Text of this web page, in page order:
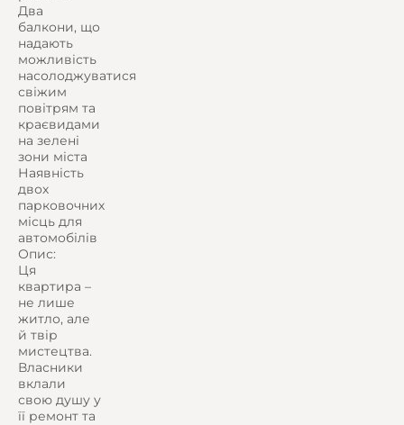
Два
балкони, що
надають
можливість
насолоджуватися
свіжим
повітрям та
краєвидами
на зелені
зони міста
Наявність
двох
парковочних
місць для
автомобілів
Опис:
Ця
квартира –
не лише
житло, але
й твір
мистецтва.
Власники
вклали
свою душу у
її ремонт та